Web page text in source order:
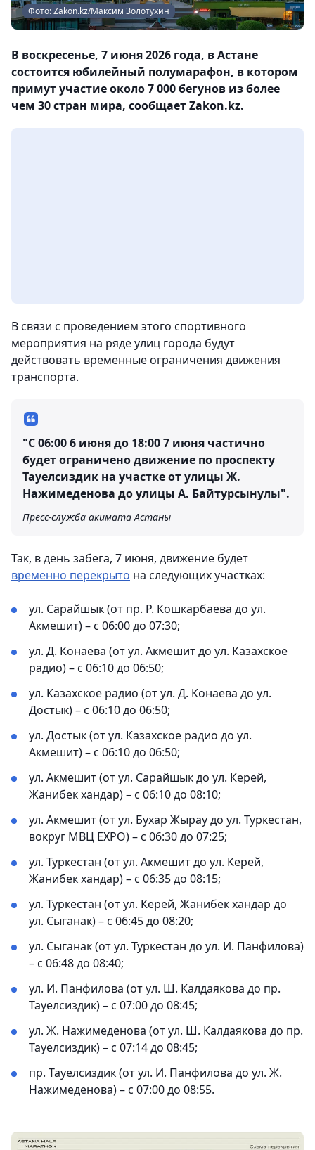
Фото: Zakon.kz/Максим Золотухин
В воскресенье, 7 июня 2026 года, в Астане
состоится юбилейный полумарафон, в котором
примут участие около 7 000 бегунов из более
чем 30 стран мира, сообщает Zakon.kz.
В связи с проведением этого спортивного
мероприятия на ряде улиц города будут
действовать временные ограничения движения
транспорта.
"С 06:00 6 июня до 18:00 7 июня частично
будет ограничено движение по проспекту
Тауелсиздик на участке от улицы Ж.
Нажимеденова до улицы А. Байтурсынулы".
Пресс-служба акимата Астаны
Так, в день забега, 7 июня, движение будет
временно перекрыто на следующих участках:
ул. Сарайшык (от пр. Р. Кошкарбаева до ул.
Акмешит) – с 06:00 до 07:30;
ул. Д. Конаева (от ул. Акмешит до ул. Казахское
радио) – с 06:10 до 06:50;
ул. Казахское радио (от ул. Д. Конаева до ул.
Достык) – с 06:10 до 06:50;
ул. Достык (от ул. Казахское радио до ул.
Акмешит) – с 06:10 до 06:50;
ул. Акмешит (от ул. Сарайшык до ул. Керей,
Жанибек хандар) – с 06:10 до 08:10;
ул. Акмешит (от ул. Бухар Жырау до ул. Туркестан,
вокруг МВЦ EXPO) – с 06:30 до 07:25;
ул. Туркестан (от ул. Акмешит до ул. Керей,
Жанибек хандар) – с 06:35 до 08:15;
ул. Туркестан (от ул. Керей, Жанибек хандар до
ул. Сыганак) – с 06:45 до 08:20;
ул. Сыганак (от ул. Туркестан до ул. И. Панфилова)
– с 06:48 до 08:40;
ул. И. Панфилова (от ул. Ш. Калдаякова до пр.
Тауелсиздик) – с 07:00 до 08:45;
ул. Ж. Нажимеденова (от ул. Ш. Калдаякова до пр.
Тауелсиздик) – с 07:14 до 08:45;
пр. Тауелсиздик (от ул. И. Панфилова до ул. Ж.
Нажимеденова) – с 07:00 до 08:55.